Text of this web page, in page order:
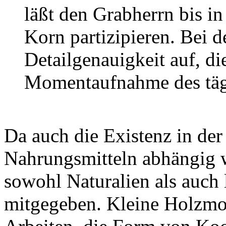
läßt den Grabherrn bis
Korn partizipieren. Bei
Detailgenauigkeit auf,
Momentaufnahme des
Da auch die Existenz in
Nahrungsmitteln abhängig
sowohl Naturalien als
mitgegeben. Kleine